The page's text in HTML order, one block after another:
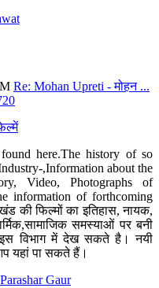
Re: Mohan Upreti - मोहन ...
here.The history of so
,Information about the
Video, Photographs of
information of forthcoming
की फिल्मों का इतिहास, नायक,
समस्याओं पर बनी
विभाग में देख सकते है। नयी
यहां पा सकते हैं।
Parashar Gaur